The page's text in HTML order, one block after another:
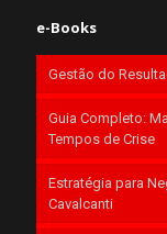
e-Books
Gestão do
Guia Completo:
Tempos de Crise
Estratégia para
Cavalcanti